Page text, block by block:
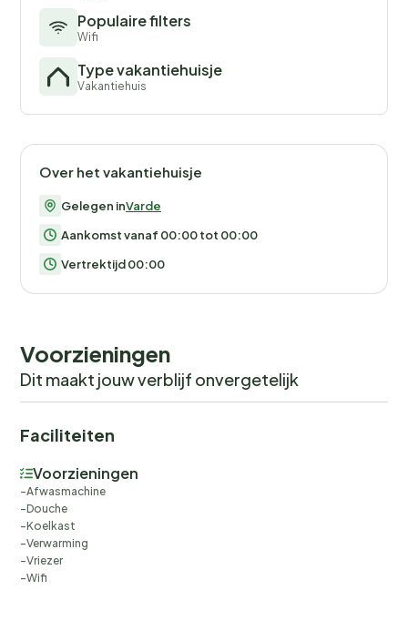
Populaire filters
Wifi
Type vakantiehuisje
Vakantiehuis
Over het vakantiehuisje
Gelegen inVarde
Aankomst vanaf 00:00 tot 00:00
Vertrektijd 00:00
Voorzieningen
Dit maakt jouw verblijf onvergetelijk
Faciliteiten
Voorzieningen
Afwasmachine
Douche
Koelkast
Verwarming
Vriezer
Wifi